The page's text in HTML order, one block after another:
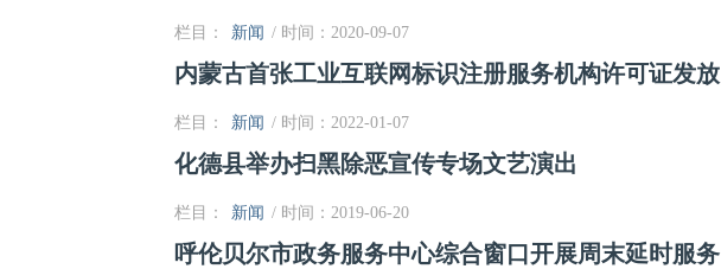
栏目： 新闻 / 时间：2020-09-07
内蒙古首张工业互联网标识注册服务机构许可证发放
栏目： 新闻 / 时间：2022-01-07
化德县举办扫黑除恶宣传专场文艺演出
栏目： 新闻 / 时间：2019-06-20
呼伦贝尔市政务服务中心综合窗口开展周末延时服务